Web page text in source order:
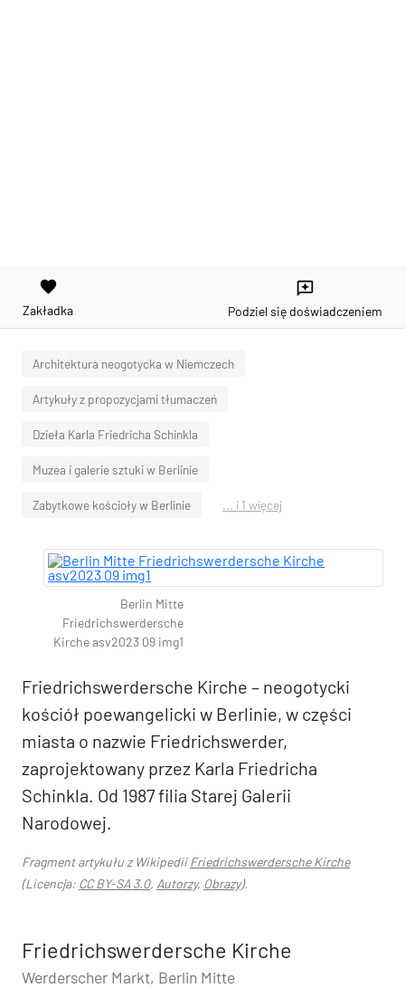
favorite
Zakładka
reviews
Podziel się doświadczeniem
Architektura neogotycka w Niemczech
Artykuły z propozycjami tłumaczeń
Dzieła Karla Friedricha Schinkla
Muzea i galerie sztuki w Berlinie
Zabytkowe kościoły w Berlinie ... i 1 więcej
Berlin Mitte
Friedrichswerdersche
Kirche asv2023 09 img1
Friedrichswerdersche Kirche – neogotycki
kościół poewangelicki w Berlinie, w części
miasta o nazwie Friedrichswerder,
zaprojektowany przez Karla Friedricha
Schinkla. Od 1987 filia Starej Galerii
Narodowej.
Fragment artykułu z WikipediiFriedrichswerdersche Kirche
(Licencja: CC BY-SA 3.0, Autorzy, Obrazy).
Friedrichswerdersche Kirche
Werderscher Markt, Berlin Mitte